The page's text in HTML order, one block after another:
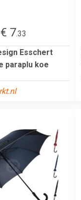
€ 7.33
Esschert
paraplu koe